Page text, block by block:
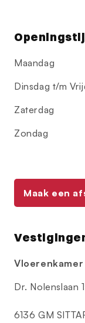
Maandag
Dinsdag t/m
Zaterdag
Zondag
Maak een
Dr. Nolenslaan
6136 GM